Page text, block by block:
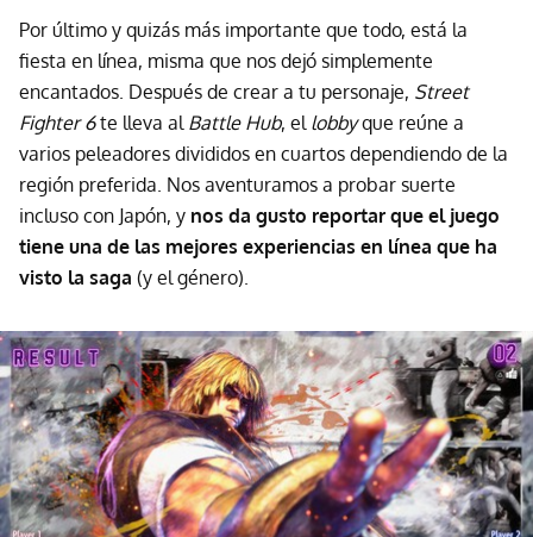
Por último y quizás más importante que todo, está la
fiesta en línea, misma que nos dejó simplemente
encantados. Después de crear a tu personaje, Street
Fighter 6te lleva al Battle Hub, el lobbyque reúne a
varios peleadores divididos en cuartos dependiendo de la
región preferida. Nos aventuramos a probar suerte
incluso con Japón, y nos da gusto reportar que el juego
tiene una de las mejores experiencias en línea que ha
visto la saga (y el género).